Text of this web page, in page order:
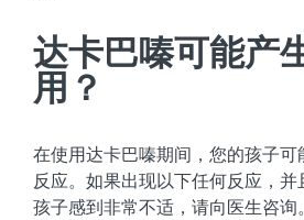
达卡巴嗪可能产
用？
在使用达卡巴嗪期间，您的孩子
反应。如果出现以下任何反应，
孩子感到非常不适，请向医生咨询。